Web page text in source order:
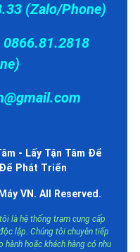
(Zalo/Phone)
0866.81.2818
- Lấy Tận Tâm Để
Phát Triển
VN. All Reserved.
là hệ thống trạm cung cấp
lập. Chúng tôi chuyên tiếp
hành hoặc khách hàng có nhu